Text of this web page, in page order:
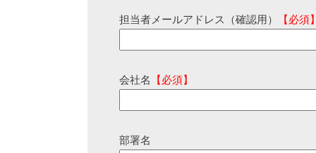
担当者メールアドレス（確認用） 【必須
会社名 【必須】
部署名